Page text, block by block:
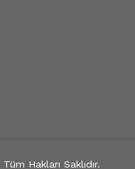
Tüm Hakları Saklıdır.